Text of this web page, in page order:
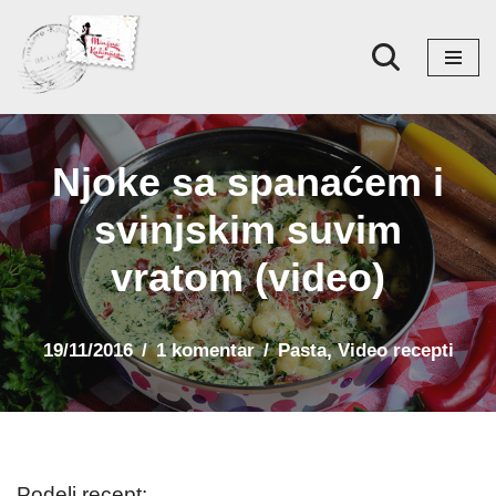
Skoči
na
sadržaj
Njoke sa spanaćem i
svinjskim suvim
vratom (video)
19/11/2016 1 komentar Pasta,Video recepti